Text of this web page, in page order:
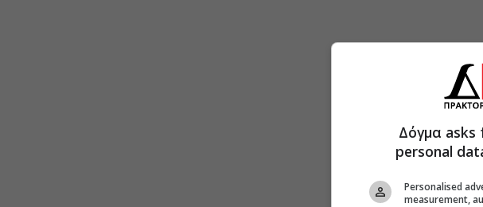
Δόγμα asks
personal
Personalised
measurement,